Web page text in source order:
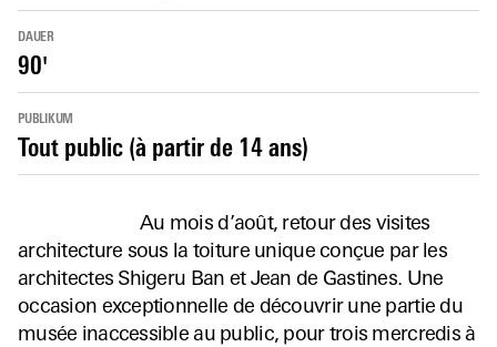
DAUER
90'
PUBLIKUM
Tout public (à partir de 14 ans)
Au mois d’août, retour des visites
architecture sous la toiture unique conçue par les
architectes Shigeru Ban et Jean de Gastines. Une
occasion exceptionnelle de découvrir une partie du
musée inaccessible au public, pour trois mercredis à